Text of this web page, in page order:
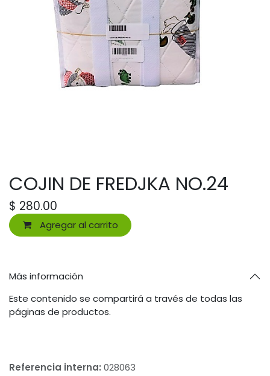
COJIN DE FREDJKA NO.24
$ 280.00
Agregar al carrito
Más información
Este contenido se compartirá a través de todas las
páginas de productos.
Referencia interna: 028063